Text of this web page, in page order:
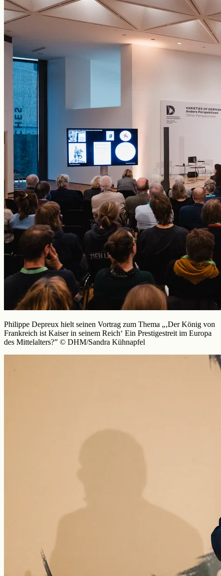
Philippe Depreux hielt seinen Vortrag zum Thema „‚Der König von
Frankreich ist Kaiser in seinem Reich‘ Ein Prestigestreit im Europa
des Mittelalters?” © DHM/Sandra Kühnapfel